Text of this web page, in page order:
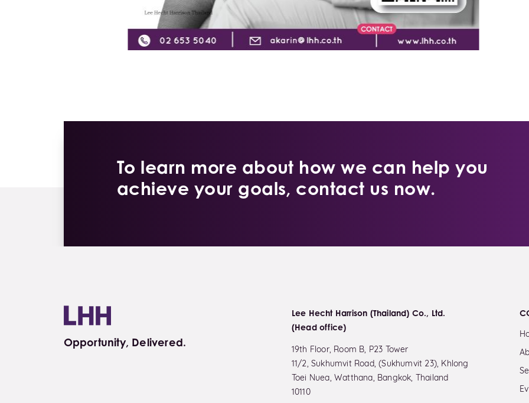
To learn more about how we can help you
achieve your goals, contact us now.
Opportunity, Delivered.
Lee Hecht Harrison (Thailand) Co., Ltd.
(Head office)
19th Floor, Room B, P23 Tower
11/2, Sukhumvit Road, (Sukhumvit 23), Khlong
Toei Nuea, Watthana, Bangkok, Thailand
10110